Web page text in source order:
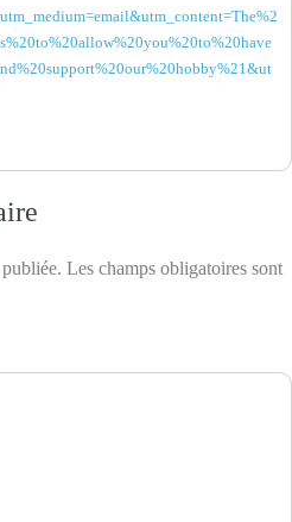
Les champs obligatoires sont